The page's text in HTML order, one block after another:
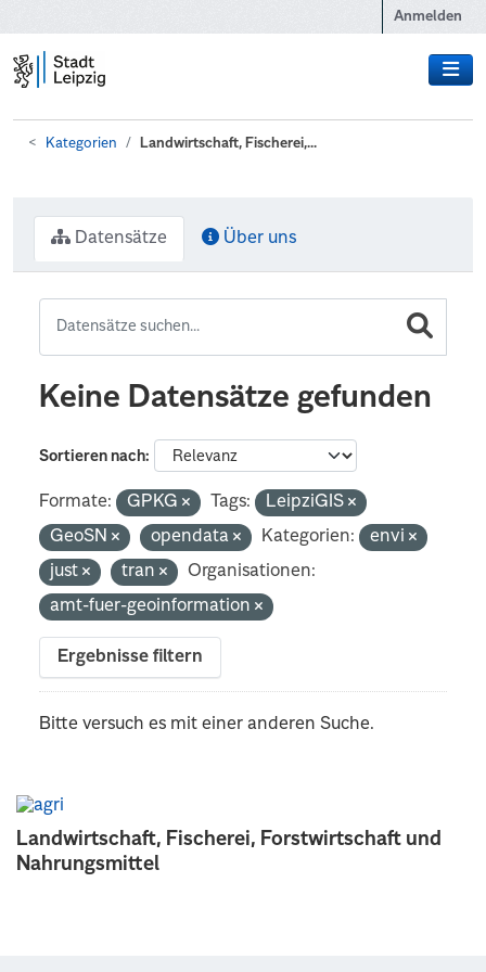
Anmelden
Kategorien Landwirtschaft, Fischerei,...
Landwirtschaft, Fischerei, Forstwirtschaft und
Nahrungsmittel
Datensätze Über uns
Keine Datensätze gefunden
Sortieren nach
Formate: GPKG Tags:
LeipziGIS
GeoSN
opendata Kategorien:
envi
just
tran
Organisationen:
amt-fuer-geoinformation
Ergebnisse filtern
Bitte versuch es mit einer anderen Suche.